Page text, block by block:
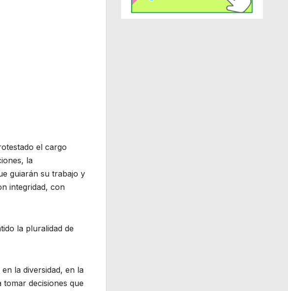
el cargo
la
guiarán su trabajo y
integridad, con
la pluralidad de
la diversidad, en la
decisiones que